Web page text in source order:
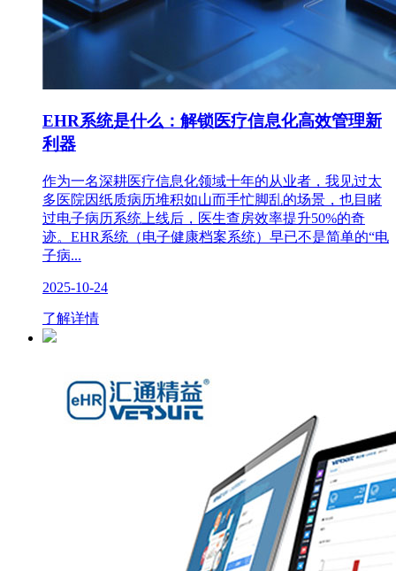
EHR系统是什么：解锁医疗信息化高效管理新
利器
作为一名深耕医疗信息化领域十年的从业者，我见过太
多医院因纸质病历堆积如山而手忙脚乱的场景，也目睹
过电子病历系统上线后，医生查房效率提升50%的奇
迹。EHR系统（电子健康档案系统）早已不是简单的“电
子病...
2025-10-24
了解详情